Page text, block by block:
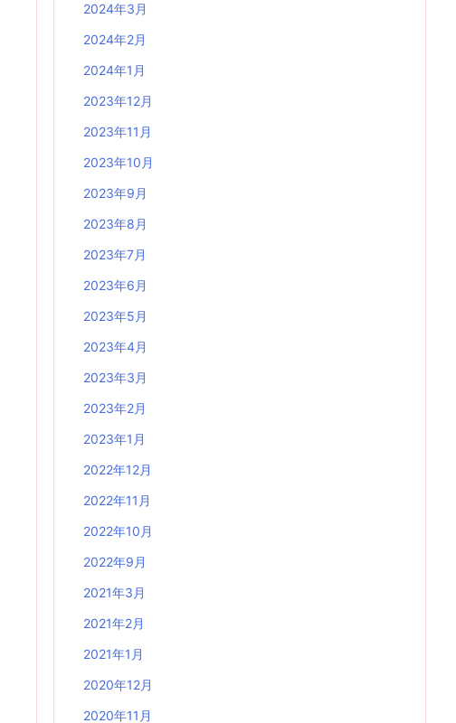
2024年3月
2024年2月
2024年1月
2023年12月
2023年11月
2023年10月
2023年9月
2023年8月
2023年7月
2023年6月
2023年5月
2023年4月
2023年3月
2023年2月
2023年1月
2022年12月
2022年11月
2022年10月
2022年9月
2021年3月
2021年2月
2021年1月
2020年12月
2020年11月